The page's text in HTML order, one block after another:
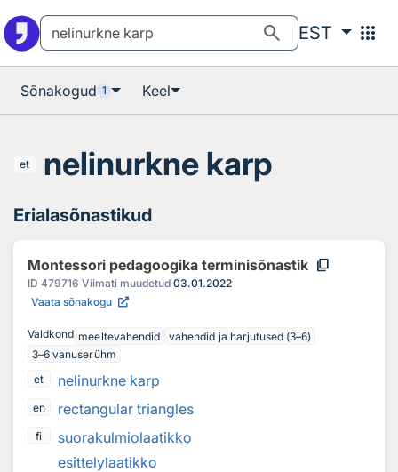
search EST apps
Sõnakogud 1 Keel
et nelinurkne karp
Erialasõnastikud
Montessori pedagoogika terminisõnastik content_copy
ID 479716 Viimati muudetud 03.01.2022
Vaata sõnakogu
Valdkond meeltevahendid
vahendid ja harjutused (3–6)
3–6 vanuserühm
et
nelinurkne karp
en rectangular triangles
fi
suorakulmiolaatikko
esittelylaatikko